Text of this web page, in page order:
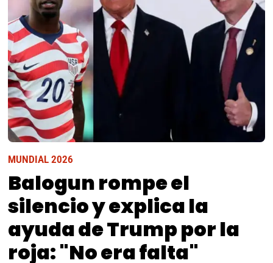
MUNDIAL 2026
Balogun rompe el
silencio y explica la
ayuda de Trump por la
roja: "No era falta"